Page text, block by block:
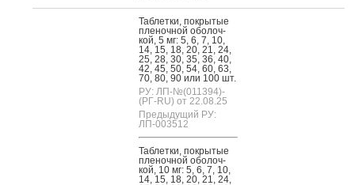
Таб­летки, пок­ры­тые
пле­ноч­ной обо­лоч­
кой, 5 мг: 5, 6, 7, 10,
14, 15, 18, 20, 21, 24,
25, 28, 30, 35, 36, 40,
42, 45, 50, 54, 60, 63,
70, 80, 90 или 100 шт.
РУ: ЛП-№(011394)-
(РГ-RU) от 22.08.25
Предыдущий РУ:
ЛП-003512
Таб­летки, пок­ры­тые
пле­ноч­ной обо­лоч­
кой, 10 мг: 5, 6, 7, 10,
14, 15, 18, 20, 21, 24,